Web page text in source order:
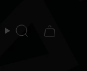
Zoeken